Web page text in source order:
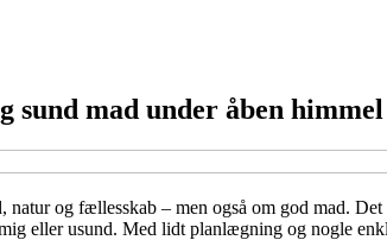
sund mad under åben himmel
og fællesskab – men også om god mad.
eller usund. Med lidt planlægning og nogle